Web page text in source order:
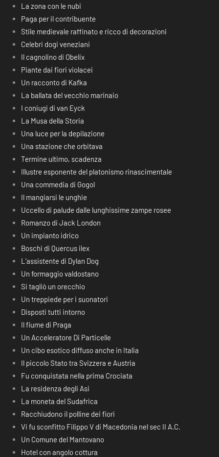
La zona con le nubi
Paga per il contribuente
Stile medievale raffinato e ricco di decorazioni
Celebri dogi veneziani
Il cagnolino di Obelix
Piante dai fiori violacei
Un racconto di Kafka
La ballata del vecchio marinaio
I coniugi di van Eyck
La Musa della Storia
Una luce per la depilazione
Una stazione che orbitava
Termine ultimo, scadenza
Illustre esponente del platonismo rinascimentale
Una commedia di Gogol
Il mangiarsi le unghie
Uccello di palude dalle lunghissime zampe rosee
Romanzo di Jack London
Un impianto idrico
Boschi di Quercus ilex
L’assistente di Dylan Dog
Un formaggio valdostano
Si tagliò un orecchio
Un treppiede per i suonatori
Disposti tutti intorno
Il fiume di Praga
Un Acceleratore Di Particelle
Un cibo esotico diffuso anche in Italia
Il piccolo Stato tra Svizzera e Austria
Fu conquistata nella prima Crociata
La residenza degli Asi
La moneta del Sudafrica
Racchiudono il polline dei fiori
Vi fu sconfitto Filippo V di Macedonia nel sec II A.C.
Un Comune del Mantovano
Hotel con angolo cottura